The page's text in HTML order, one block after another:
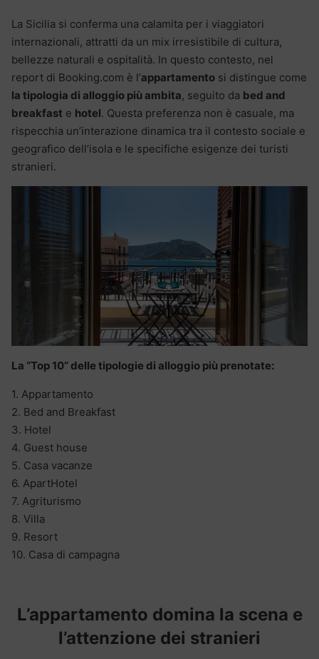
La Sicilia si conferma una calamita per i viaggiatori
internazionali, attratti da un mix irresistibile di cultura,
bellezze naturali e ospitalità. In questo contesto, nel
report di Booking.com è l’appartamento si distingue come
la tipologia di alloggio più ambita, seguito da bed and
breakfast e hotel. Questa preferenza non è casuale, ma
rispecchia un’interazione dinamica tra il contesto sociale e
geografico dell’isola e le specifiche esigenze dei turisti
stranieri.
La “Top 10” delle tipologie di alloggio più prenotate:
1. Appartamento
2. Bed and Breakfast
3. Hotel
4. Guest house
5. Casa vacanze
6. ApartHotel
7. Agriturismo
8. Villa
9. Resort
10. Casa di campagna
L’appartamento domina la scena e
l’attenzione dei stranieri